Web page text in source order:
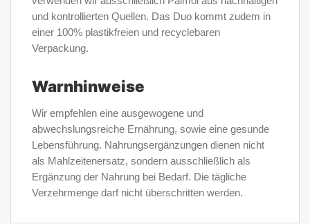
und kontrollierten Quellen. Das Duo kommt zudem in
einer 100% plastikfreien und recyclebaren
Verpackung.
Warnhinweise
Wir empfehlen eine ausgewogene und
abwechslungsreiche Ernährung, sowie eine gesunde
Lebensführung. Nahrungsergänzungen dienen nicht
als Mahlzeitenersatz, sondern ausschließlich als
Ergänzung der Nahrung bei Bedarf. Die tägliche
Verzehrmenge darf nicht überschritten werden.